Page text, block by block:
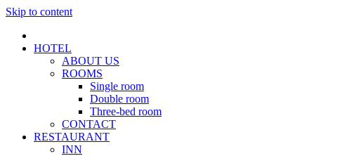
Skip to content
HOTEL
ABOUT US
ROOMS
Single room
Double room
Three-bed room
CONTACT
RESTAURANT
INN